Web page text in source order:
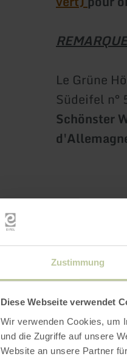
Zustimmung
Diese Webseite verwendet
Wir verwenden Cookies, um
und die Zugriffe auf unsere
Website an unsere Partner
Le Grüne
Südeifel n°
Schönster